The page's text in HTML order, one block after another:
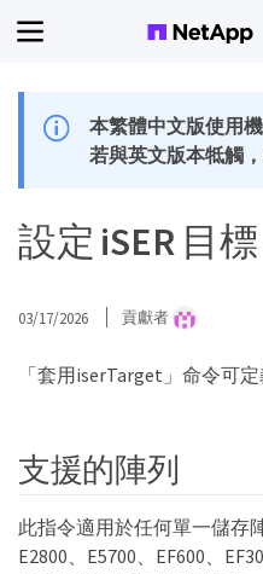
本繁體中文版使用
若與英文版本牴觸
設定 iSER 目
03/17/2026 貢獻者
「套用iserTarget」命令可定
支援的陣列
此指令適用於任何單一儲存
E2800、E5700、EF600、